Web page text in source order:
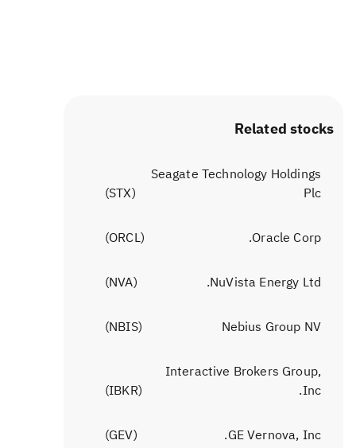
Related stocks
Seagate Technology Holdings
Plc
(
STX
)
Oracle Corp.
(
ORCL
)
NuVista Energy Ltd.
(
NVA
)
Nebius Group NV
(
NBIS
)
Interactive Brokers Group,
Inc.
(
IBKR
)
GE Vernova, Inc.
(
GEV
)